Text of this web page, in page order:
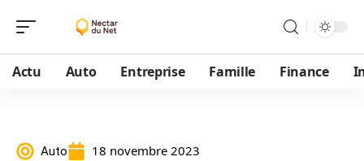
Actu Auto Entreprise Famille Finance
Auto 18 novembre 2023